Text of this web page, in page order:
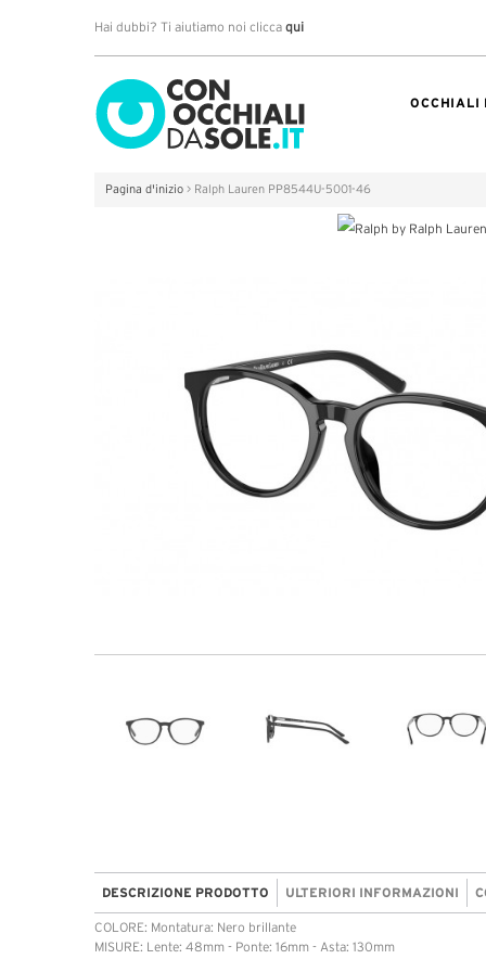
Hai dubbi? Ti aiutiamo noi clicca qui
OCCHIALI
Pagina d'inizio > Ralph Lauren PP8544U-5001-46
DESCRIZIONE PRODOTTO ULTERIORI INFORMAZIONI
COLORE: Montatura: Nero brillante
MISURE: Lente: 48mm - Ponte: 16mm - Asta: 130mm